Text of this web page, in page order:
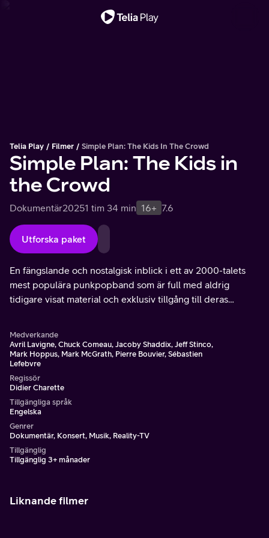
Telia Play Filmer Simple Plan: The Kids In The Crowd
Simple Plan: The Kids in
the Crowd
Dokumentär20251 tim 34 min 16+ 7.6
Utforska paket
En fängslande och nostalgisk inblick i ett av 2000-talets
mest populära punkpopband som är full med aldrig
tidigare visat material och exklusiv tillgång till deras
Medverkande
Avril Lavigne, Chuck Comeau, Jacoby Shaddix, Jeff Stinco,
Mark Hoppus, Mark McGrath, Pierre Bouvier, Sébastien
Lefebvre
Regissör
Didier Charette
Tillgängliga språk
Engelska
Genrer
Dokumentär, Konsert, Musik, Reality-TV
Tillgänglig
Tillgänglig 3+ månader
Liknande filmer